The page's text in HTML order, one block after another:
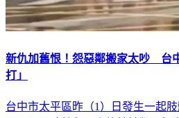
新仇加舊恨！怨惡鄰搬家太吵 台
打」
台中市太平區昨（1）日發生一起